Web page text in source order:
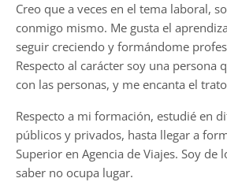
Creo que a veces en el tema laboral,
conmigo mismo. Me gusta el
seguir creciendo y formándome
Respecto al carácter soy una persona
con las personas, y me encanta el
Respecto a mi formación, estudié en
públicos y privados, hasta llegar a
Superior en Agencia de Viajes. Soy de
saber no ocupa lugar.